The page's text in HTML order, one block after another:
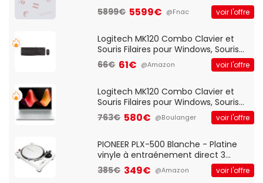
5899€ 5599€ @Fnac voir l'offre
Logitech MK120 Combo Clavier et
Souris Filaires pour Windows, Souris
Optique Filaire, Connexion USB Plug
And Play, Confortable, Taille
QWERTY UK - Noir
66€ 61€ @Amazon voir l'offre
Logitech MK120 Combo Clavier et
Souris Filaires pour Windows, Souris
Optique Filaire, Connexion USB Plug
And Play, Confortable, Taille
QWERTY UK - Noir
763€ 580€ @Boulanger voir l'offre
PIONEER PLX-500 Blanche - Platine
vinyle à entraénement direct 3
vitesses (33-45-78 trs/min) avec
pre-ampli intégré et port USB
385€ 349€ @Amazon voir l'offre